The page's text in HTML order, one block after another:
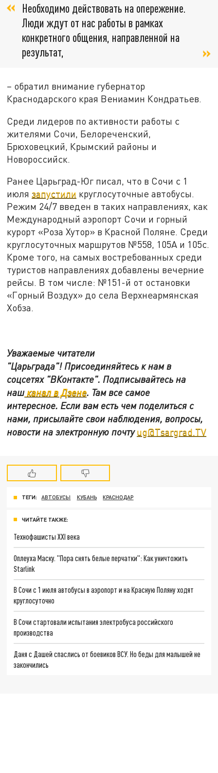
Необходимо действовать на опережение.
Люди ждут от нас работы в рамках
конкретного общения, направленной на
результат,
– обратил внимание губернатор
Краснодарского края Вениамин Кондратьев.
Среди лидеров по активности работы с
жителями Сочи, Белореченский,
Брюховецкий, Крымский районы и
Новороссийск.
Ранее Царьград-Юг писал, что в Сочи с 1
июлязапустили круглосуточные автобусы.
Режим 24/7 введен в таких направлениях, как
Международный аэропорт Сочи и горный
курорт «Роза Хутор» в Красной Поляне. Среди
круглосуточных маршрутов №558, 105А и 105с.
Кроме того, на самых востребованных среди
туристов направлениях добавлены вечерние
рейсы. В том числе: №151-й от остановки
«Горный Воздух» до села Верхнеармянская
Хобза.
Уважаемые читатели
"Царьграда"! Присоединяйтесь к нам в
соцсетях "ВКонтакте". Подписывайтесь на
нашканал в Дзене. Там все самое
интересное. Если вам есть чем поделиться с
нами, присылайте свои наблюдения, вопросы,
новости на электронную почтуug@Tsargrad.TV
ТЕГИ: АВТОБУСЫ КУБАНЬ КРАСНОДАР
ЧИТАЙТЕ ТАКЖЕ:
Технофашисты XXI века
Оплеуха Маску. "Пора снять белые перчатки": Как уничтожить
Starlink
В Сочи с 1 июля автобусы в аэропорт и на Красную Поляну ходят
круглосуточно
В Сочи стартовали испытания электробуса российского
производства
Даня с Дашей спаслись от боевиков ВСУ. Но беды для малышей не
закончились